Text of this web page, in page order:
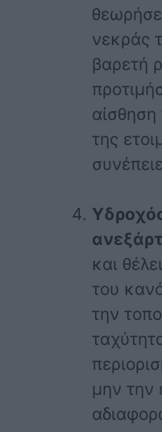
νεκράς
βαρετή
της
και
του
την
μην την